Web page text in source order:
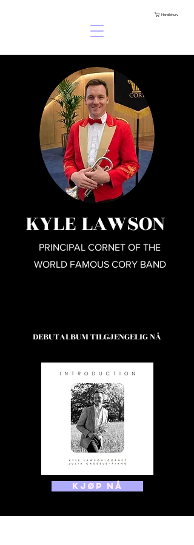
Handlekurv
KYLE LAWSON
PRINCIPAL CORNET OF THE
WORLD FAMOUS CORY BAND
DEBUTALBUM TILGJENGELIG NÅ
KJØP NÅ